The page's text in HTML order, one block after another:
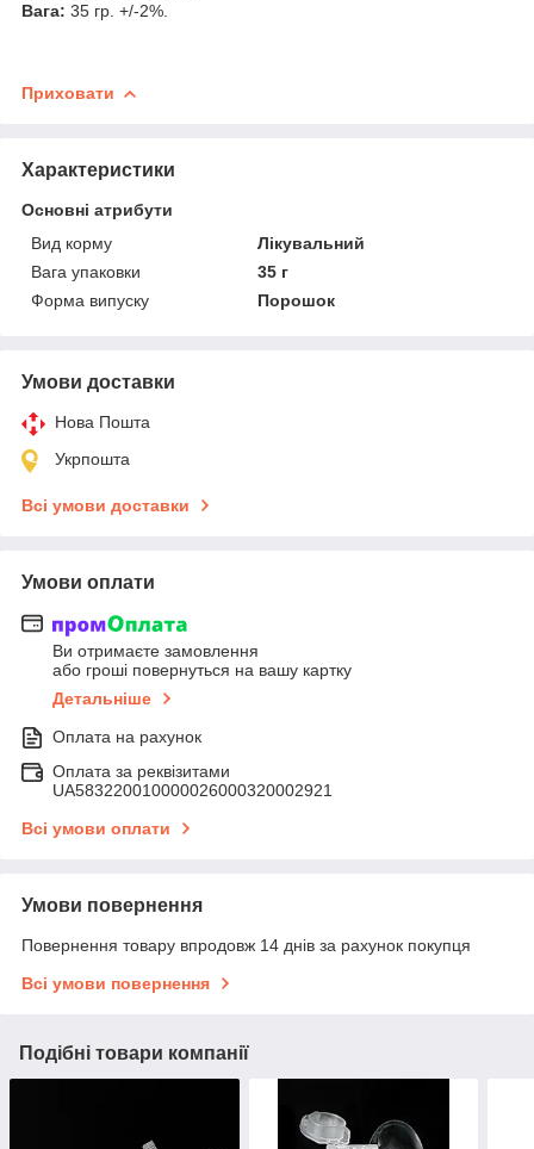
Вага: 35 гр. +/-2%.
Приховати
Характеристики
Основні атрибути
Вид корму
Лікувальний
Вага упаковки
35 г
Форма випуску
Порошок
Умови доставки
Нова Пошта
Укрпошта
Всі умови доставки
Умови оплати
Ви отримаєте замовлення
або гроші повернуться на вашу картку
Детальніше
Оплата на рахунок
Оплата за реквізитами
UA583220010000026000320002921
Всі умови оплати
Умови повернення
Повернення товару впродовж 14 днів за рахунок покупця
Всі умови повернення
Подібні товари компанії